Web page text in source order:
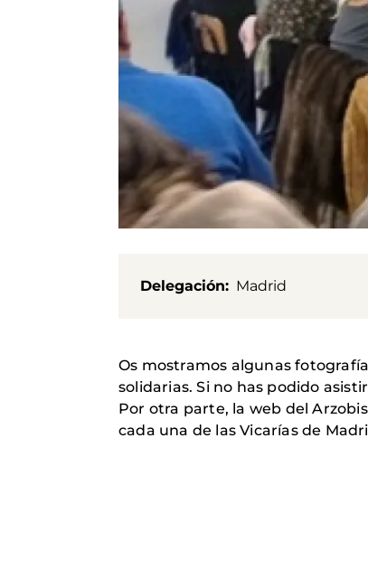
Delegación Madrid
Os mostramos algunas
solidarias. Si no has podido
Por otra parte, la web del
cada una de las Vicarías de